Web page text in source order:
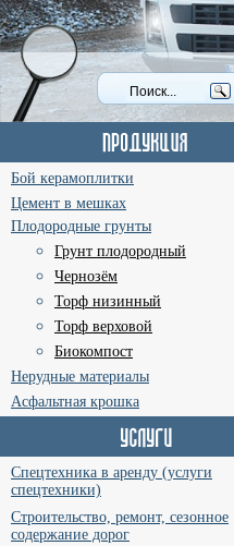
Бой керамоплитки
Цемент в мешках
Плодородные грунты
Грунт плодородный
Чернозём
Торф низинный
Торф верховой
Биокомпост
Нерудные материалы
Асфальтная крошка
Спецтехника в аренду (услуги
спецтехники)
Строительство, ремонт, сезонное
содержание дорог